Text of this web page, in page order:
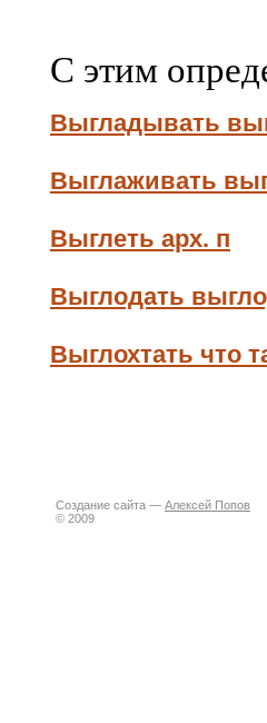
С этим
Выгладывать
Выглаживать
Выглеть арх. п
Выглодать
Выглохтать что
Создание сайта — Алексей Попов
© 2009